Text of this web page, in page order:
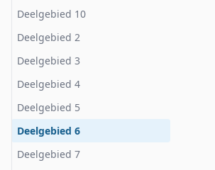
Deelgebied 10
Deelgebied 2
Deelgebied 3
Deelgebied 4
Deelgebied 5
Deelgebied 6
Deelgebied 7